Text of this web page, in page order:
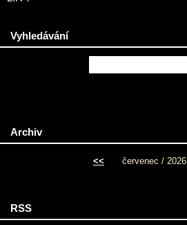
Vyhledávání
Archiv
<< červenec / 2026
RSS